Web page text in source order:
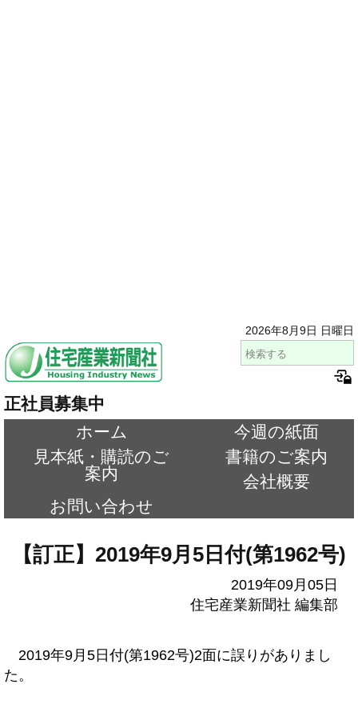
2026年8月9日 日曜日
正社員募集中
ホーム
今週の紙面
見本紙・購読のご
案内
書籍のご案内
会社概要
お問い合わせ
【訂正】2019年9月5日付(第1962号)
2019年09月05日
住宅産業新聞社 編集部
2019年9月5日付(第1962号)2面に誤りがありまし
た。